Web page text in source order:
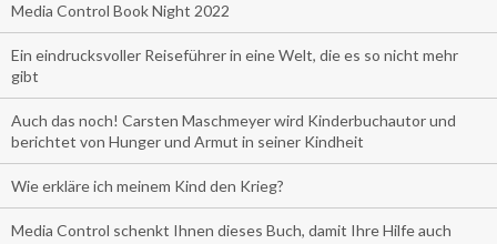
Media Control Book Night 2022
Ein eindrucksvoller Reiseführer in eine Welt, die es so nicht mehr
gibt
Auch das noch! Carsten Maschmeyer wird Kinderbuchautor und
berichtet von Hunger und Armut in seiner Kindheit
Wie erkläre ich meinem Kind den Krieg?
Media Control schenkt Ihnen dieses Buch, damit Ihre Hilfe auch